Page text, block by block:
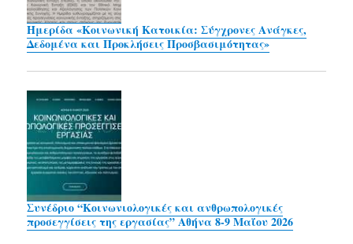
Ημερίδα «Κοινωνική Κατοικία: Σύγχρονες Ανάγκες,
Δεδομένα και Προκλήσεις Προσβασιμότητας»
Συνέδριο “Κοινωνιολογικές και ανθρωπολογικές
προσεγγίσεις της εργασίας” Αθήνα 8-9 Μαΐου 2026